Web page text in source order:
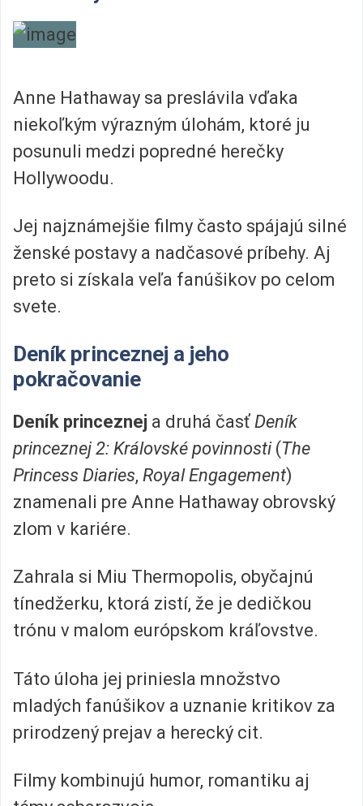
Anne Hathaway sa preslávila vďaka
niekoľkým výrazným úlohám, ktoré ju
posunuli medzi popredné herečky
Hollywoodu.
Jej najznámejšie filmy často spájajú silné
ženské postavy a nadčasové príbehy. Aj
preto si získala veľa fanúšikov po celom
svete.
Deník princeznej a jeho
pokračovanie
Deník princeznej a druhá časť Deník
princeznej 2: Královské povinnosti (The
Princess Diaries, Royal Engagement)
znamenali pre Anne Hathaway obrovský
zlom v kariére.
Zahrala si Miu Thermopolis, obyčajnú
tínedžerku, ktorá zistí, že je dedičkou
trónu v malom európskom kráľovstve.
Táto úloha jej priniesla množstvo
mladých fanúšikov a uznanie kritikov za
prirodzený prejav a herecký cit.
Filmy kombinujú humor, romantiku aj